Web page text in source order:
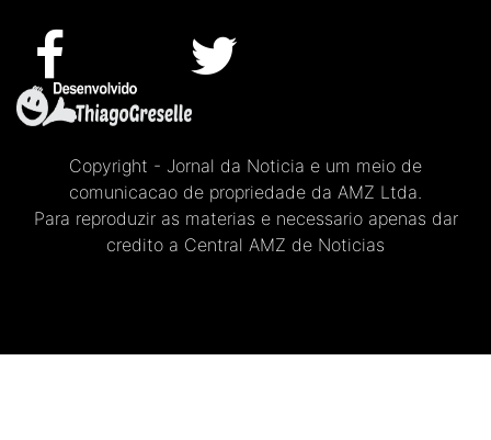
Copyright - Jornal da Noticia e um meio de
comunicacao de propriedade da AMZ Ltda.
Para reproduzir as materias e necessario apenas dar
credito a Central AMZ de Noticias